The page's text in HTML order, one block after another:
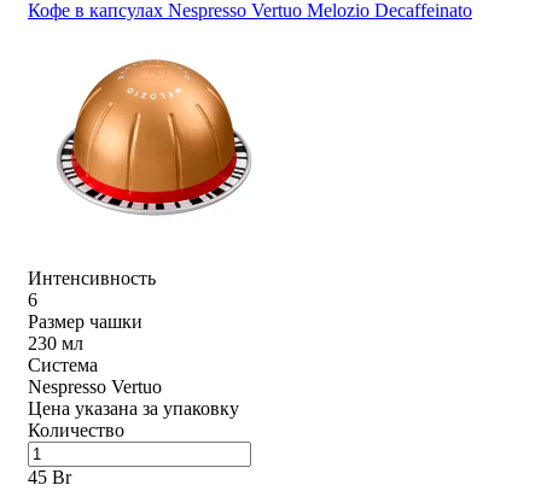
Кофе в капсулах Nespresso Vertuo Melozio Decaffeinato
Интенсивность
6
Размер чашки
230 мл
Система
Nespresso Vertuo
Цена указана за упаковку
Количество
45 Br